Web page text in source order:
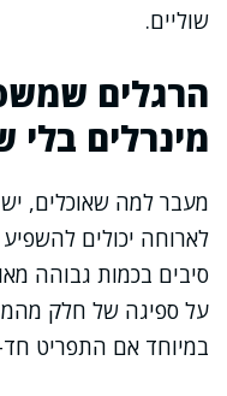
שוליים.
הרגלים
מינרלים בלי
מעבר למה שאוכלים,
לארוחה יכולים
סיבים בכמות גבוהה
על ספיגה של חלק
במיוחד אם התפריט חד-